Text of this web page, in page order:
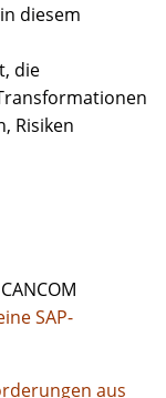
diesem
die
Risiken
SAP-
aus